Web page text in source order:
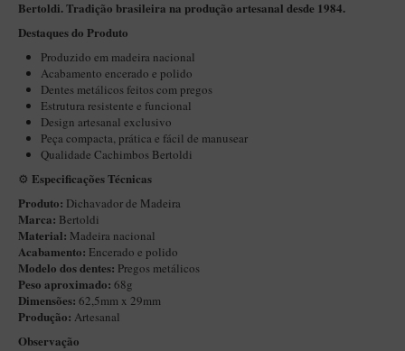
New Rose Polido
Petrus
Piccolo
Premium
Sextavado
Zuccardi
Callia
Encerado
Hobby
Speciale
BB Liso e Rústico
Elite Longo
Bertoldi. Tradição brasileira na produção artesanal desde 1984.
Destaques do Produto
Produzido em madeira nacional
Acabamento encerado e polido
Dentes metálicos feitos com pregos
Estrutura resistente e funcional
Design artesanal exclusivo
Peça compacta, prática e fácil de manusear
Qualidade Cachimbos Bertoldi
⚙️ Especificações Técnicas
Produto: Dichavador de Madeira
Marca: Bertoldi
Material: Madeira nacional
Acabamento: Encerado e polido
Modelo dos dentes: Pregos metálicos
Peso aproximado: 68g
Dimensões: 62,5mm x 29mm
Produção: Artesanal
Observação